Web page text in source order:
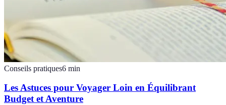
Conseils pratiques6 min
Les Astuces pour Voyager Loin en Équilibrant
Budget et Aventure